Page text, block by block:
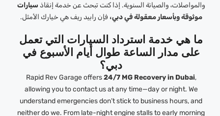
والمواصلات، والصيانة السنوية. إذا كنت تبحث عن خدمة إنقاذ سيارات
موثوقة وبأسعار معقولة في دبي، فإن رابيد ريف هي خيارك الأمثل.
ما هي خدمة استرداد السيارات التي تعمل
على مدار الساعة طوال أيام الأسبوع في
دبي؟
Rapid Rev Garage offers24/7 MG Recovery in Dubai,
allowing you to contact us at any time—day or night. We
understand emergencies don’t stick to business hours, and
neither do we. From late-night engine stalls to early morning